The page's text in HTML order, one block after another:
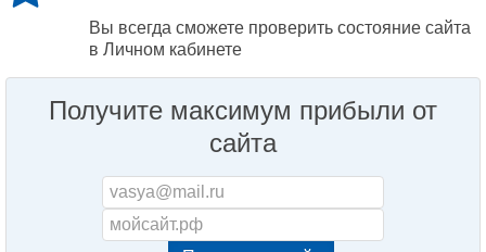
Вы всегда сможете проверить состояние сайта
в Личном кабинете
Получите максимум прибыли от
сайта